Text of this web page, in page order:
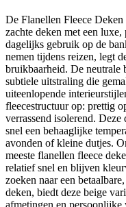
De Flanellen Fleece
zachte deken met een
dagelijks gebruik op de
nemen tijdens reizen, legt
bruikbaarheid. De neutrale
subtiele uitstraling die
uiteenlopende
fleecestructuur op: prettig
verrassend isolerend.
snel een behaaglijke
avonden of kleine dutjes.
meeste flanellen fleece
relatief snel en blijven
zoeken naar een
deken, biedt deze beige
afmetingen en